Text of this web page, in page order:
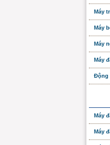
Máy
Máy
Máy
Máy
Động
Máy
Máy